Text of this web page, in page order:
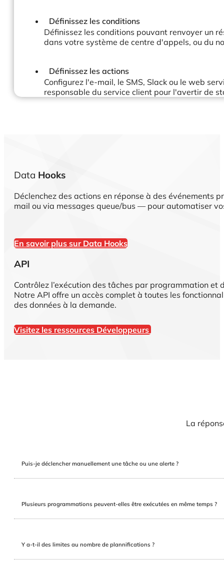
Définissez les conditions
Définissez les conditions pouvant renvoyer un
dans votre système de centre d'appels, ou du
Définissez les actions
Configurez l'e-mail, le SMS, Slack ou le web
responsable du service client pour l'avertir de
Data Hooks
Déclenchez des actions en réponse à des événements
mail ou via messages queue/bus — pour automatiser
En savoir plus sur Data Hooks
API
Contrôlez l’exécution des tâches par programmation et
Notre API offre un accès complet à toutes les
des données à la demande.
Visitez les ressources Développeurs
La
Puis-je déclencher manuellement une tâche ou une alerte ?
Plusieurs programmations peuvent-elles être exécutées en même temps ?
Y a-t-il des limites au nombre de plannifications ?